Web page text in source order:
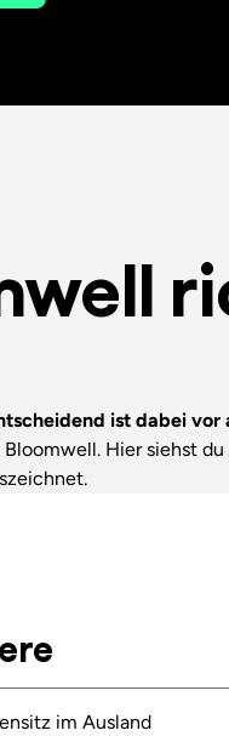
ist dabei vor
Hier siehst
im Ausland